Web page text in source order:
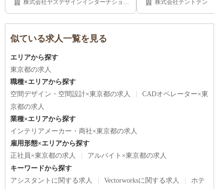
株式会社ヤズデザインインターナショナ
株式会社テントテン
似ている求人一覧を見る
エリアから探す
東京都の求人
職種×エリアから探す
空間デザイン・空間設計×東京都の求人
CADオペレーター×東
京都の求人
業種×エリアから探す
インテリアメーカー・商社×東京都の求人
雇用形態×エリアから探す
正社員×東京都の求人
アルバイト×東京都の求人
キーワードから探す
アシスタントに関する求人
Vectorworksに関する求人
ホテ